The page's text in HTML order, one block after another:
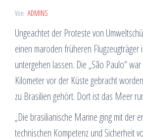
Von ADMINS
Ungeachtet der Proteste von
einen maroden früheren Flugzeugträger
untergehen lassen. Die „São Paulo“
Kilometer vor der Küste gebracht
zu Brasilien gehört. Dort ist das Meer
„Die brasilianische Marine ging mit der
technischen Kompetenz und Sicherheit